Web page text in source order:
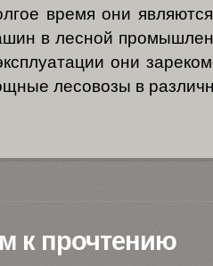
время они
в лесной
они
лесовозы в
к прочтению